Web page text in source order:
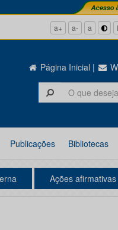
a+ a- a
Página Inicial |
Publicações Bibliotecas
Ações afirmativas